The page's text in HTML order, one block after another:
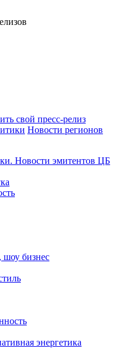
свой пресс-релиз
Новости регионов
Новости эмитентов ЦБ
шоу бизнес
энергетика